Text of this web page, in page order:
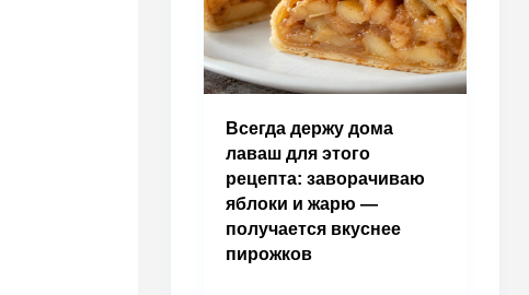
Всегда держу дома
лаваш для этого
рецепта: заворачиваю
яблоки и жарю —
получается вкуснее
пирожков